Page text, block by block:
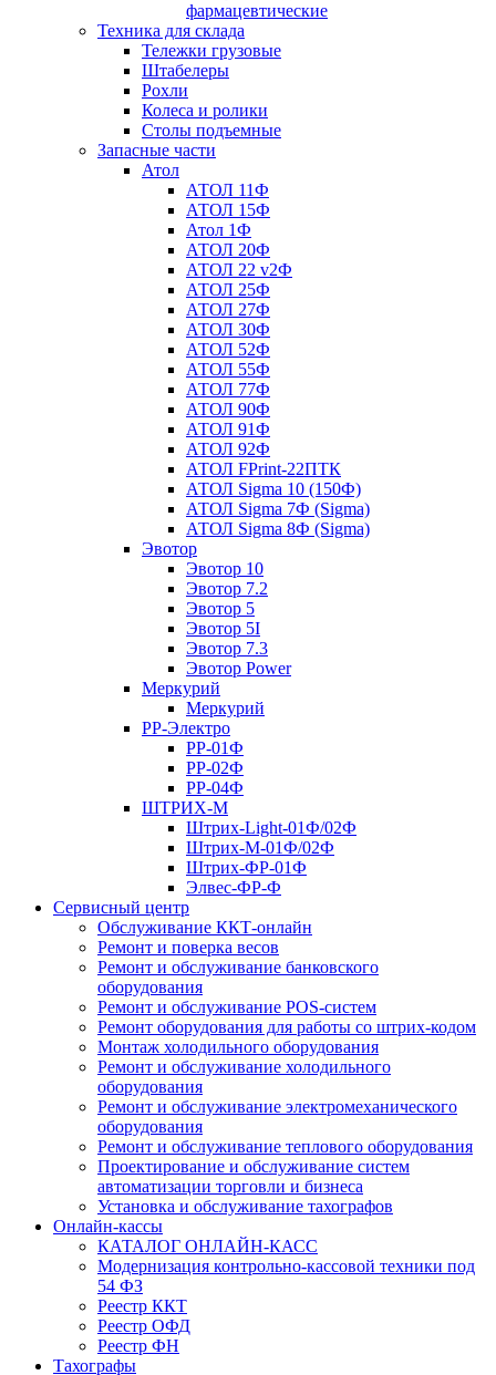
фармацевтические
Техника для склада
Тележки грузовые
Штабелеры
Рохли
Колеса и ролики
Столы подъемные
Запасные части
Атол
АТОЛ 11Ф
АТОЛ 15Ф
Атол 1Ф
АТОЛ 20Ф
АТОЛ 22 v2Ф
АТОЛ 25Ф
АТОЛ 27Ф
АТОЛ 30Ф
АТОЛ 52Ф
АТОЛ 55Ф
АТОЛ 77Ф
АТОЛ 90Ф
АТОЛ 91Ф
АТОЛ 92Ф
АТОЛ FPrint-22ПТК
АТОЛ Sigma 10 (150Ф)
АТОЛ Sigma 7Ф (Sigma)
АТОЛ Sigma 8Ф (Sigma)
Эвотор
Эвотор 10
Эвотор 7.2
Эвотор 5
Эвотор 5I
Эвотор 7.3
Эвотор Power
Меркурий
Меркурий
РР-Электро
РР-01Ф
РР-02Ф
РР-04Ф
ШТРИХ-М
Штрих-Light-01Ф/02Ф
Штрих-М-01Ф/02Ф
Штрих-ФР-01Ф
Элвес-ФР-Ф
Сервисный центр
Обслуживание ККТ-онлайн
Ремонт и поверка весов
Ремонт и обслуживание банковского
оборудования
Ремонт и обслуживание POS-систем
Ремонт оборудования для работы со штрих-кодом
Монтаж холодильного оборудования
Ремонт и обслуживание холодильного
оборудования
Ремонт и обслуживание электромеханического
оборудования
Ремонт и обслуживание теплового оборудования
Проектирование и обслуживание систем
автоматизации торговли и бизнеса
Установка и обслуживание тахографов
Онлайн-кассы
КАТАЛОГ ОНЛАЙН-КАСС
Модернизация контрольно-кассовой техники под
54 ФЗ
Реестр ККТ
Реестр ОФД
Реестр ФН
Тахографы